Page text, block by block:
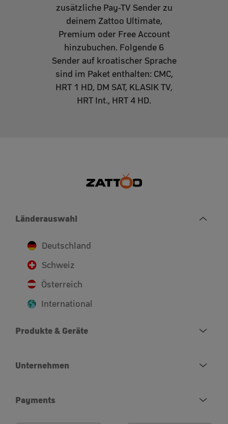
zusätzliche Pay-TV Sender zu
deinem Zattoo Ultimate,
Premium oder Free Account
hinzubuchen. Folgende 6
Sender auf kroatischer Sprache
sind im Paket enthalten: CMC,
HRT 1 HD, DM SAT, KLASIK TV,
HRT Int., HRT 4 HD.
Länderauswahl
Deutschland
Schweiz
Österreich
International
Produkte & Geräte
Unternehmen
Payments